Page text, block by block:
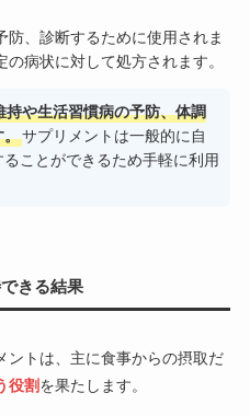
、診断するために使用されま
病状に対して処方されます。
持や生活習慣病の予防、体調
。サプリメントは一般的に自
ことができるため手軽に利用
きる結果
ントは、主に食事からの摂取だ
役割を果たします。